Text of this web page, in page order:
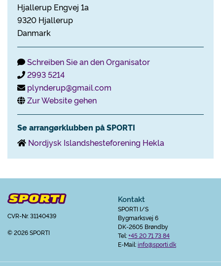
Hjallerup Engvej 1a
9320 Hjallerup
Danmark
Schreiben Sie an den Organisator
2993 5214
plynderup@gmail.com
Zur Website gehen
Se arrangørklubben på SPORTI
Nordjysk Islandshesteforening Hekla
CVR-Nr. 31140439
© 2026 SPORTI
Kontakt
SPORTI I/S
Bygmarksvej 6
DK-2605 Brøndby
Tel:+45 20 71 73 84
E-Mail:info@sporti.dk